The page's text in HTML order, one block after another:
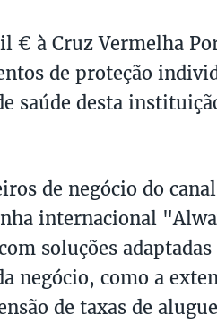
€ à Cruz Vermelha
de proteção
saúde desta
de negócio do
internacional
soluções adaptadas
negócio, como a
de taxas de